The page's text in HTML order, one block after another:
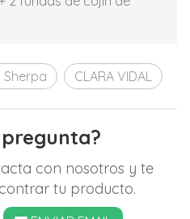
Sherpa CLARA VIDAL
con nosotros y te
tu producto.